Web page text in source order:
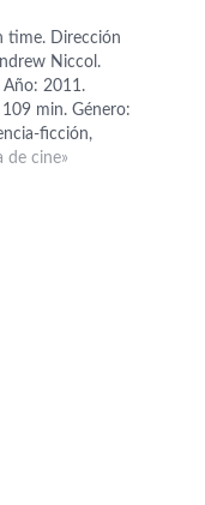
time. Dirección
Niccol.
Año: 2011.
min. Género:
ficción,
de cine»